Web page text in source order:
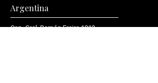
Argentina
Cap. Gral. Ramón Freire 1012,